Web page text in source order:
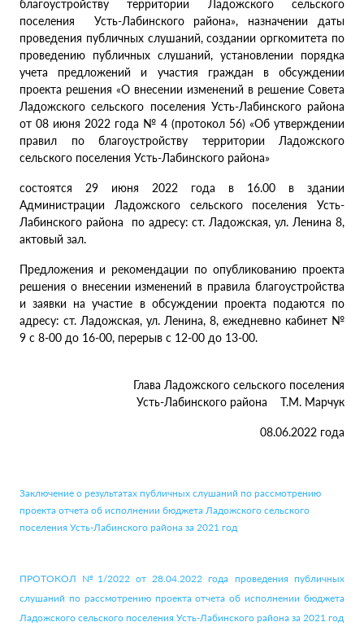
благоустройству территории Ладожского сельского
поселения Усть-Лабинского района», назначении даты
проведения публичных слушаний, создании оргкомитета по
проведению публичных слушаний, установлении порядка
учета предложений и участия граждан в обсуждении
проекта решения «О внесении изменений в решение Совета
Ладожского сельского поселения Усть-Лабинского района
от 08 июня 2022 года № 4 (протокол 56) «Об утверждении
правил по благоустройству территории Ладожского
сельского поселения Усть-Лабинского района»
состоятся 29 июня 2022 года в 16.00 в здании
Администрации Ладожского сельского поселения Усть-
Лабинского района по адресу: ст. Ладожская, ул. Ленина 8,
актовый зал.
Предложения и рекомендации по опубликованию проекта
решения о внесении изменений в правила благоустройства
и заявки на участие в обсуждении проекта подаются по
адресу: ст. Ладожская, ул. Ленина, 8, ежедневно кабинет №
9 с 8-00 до 16-00, перерыв с 12-00 до 13-00.
Глава Ладожского сельского поселения
Усть-Лабинского района Т.М. Марчук
08.06.2022 года
Заключение о результатах публичных слушаний по рассмотрению
проекта отчета об исполнении бюджета Ладожского сельского
поселения Усть-Лабинского района за 2021 год
ПРОТОКОЛ №1/2022 от 28.04.2022 года проведения публичных
слушаний по рассмотрению проекта отчета об исполнении бюджета
Ладожского сельского поселения Усть-Лабинского района за 2021 год